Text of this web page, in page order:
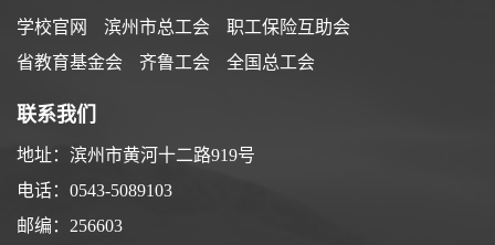
学校官网 滨州市总工会
职工保险互助会
省教育基金会
齐鲁工会 全国总工会
联系我们
地址：滨州市黄河十二路919号
电话：0543-5089103
邮编：256603